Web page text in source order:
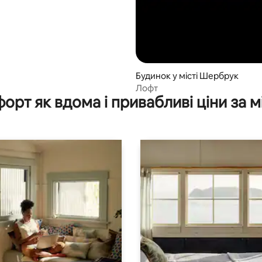
Будинок у місті Шербрук
Лофт
як вдома і привабливі ціни за